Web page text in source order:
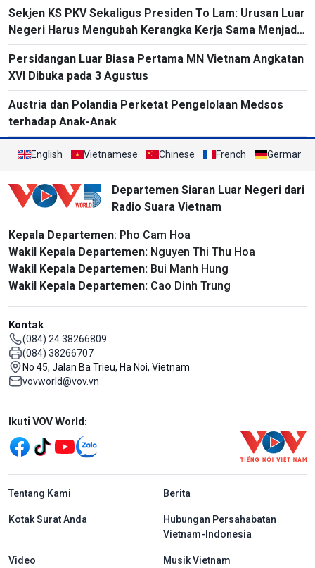
Sekjen KS PKV Sekaligus Presiden To Lam: Urusan Luar
Negeri Harus Mengubah Kerangka Kerja Sama Menjadi
Proyek-Proyek Konkret dan Menganggap Efektivitas
yang Substansial sebagai Tolok Ukur
Persidangan Luar Biasa Pertama MN Vietnam Angkatan
XVI Dibuka pada 3 Agustus
Austria dan Polandia Perketat Pengelolaan Medsos
terhadap Anak-Anak
English Vietnamese Chinese French German
Departemen Siaran Luar Negeri dari
Radio Suara Vietnam
Kepala Departemen: Pho Cam Hoa
Wakil Kepala Departemen: Nguyen Thi Thu Hoa
Wakil Kepala Departemen: Bui Manh Hung
Wakil Kepala Departemen: Cao Dinh Trung
Kontak
(084) 24 38266809
(084) 38266707
No 45, Jalan Ba Trieu, Ha Noi, Vietnam
vovworld@vov.vn
Mạng xã hội
Ikuti VOV World:
menu footer tiếng Indo
Tentang Kami Berita
Kotak Surat Anda
Hubungan Persahabatan
Vietnam-Indonesia
Video Musik Vietnam